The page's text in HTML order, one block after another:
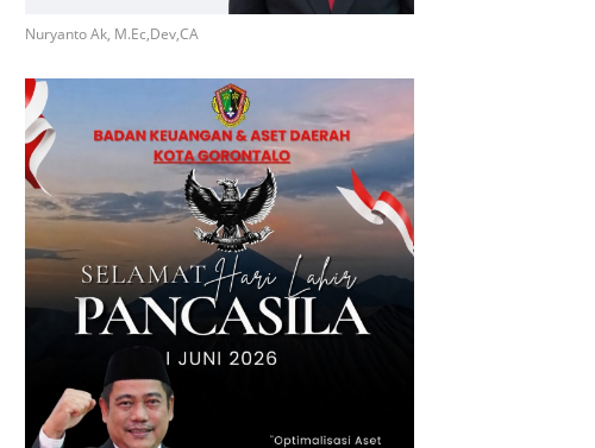
Nuryanto Ak, M.Ec,Dev,CA